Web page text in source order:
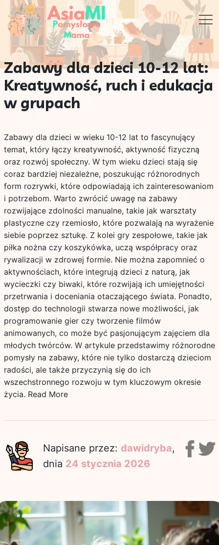
Zabawy dla dzieci 10-12 lat:
Kreatywność, ruch i edukacja
w grupach
Zabawy dla dzieci w wieku 10-12 lat to fascynujący
temat, który łączy kreatywność, aktywność fizyczną
oraz rozwój społeczny. W tym wieku dzieci stają się
coraz bardziej niezależne, poszukując różnorodnych
form rozrywki, które odpowiadają ich zainteresowaniom
i potrzebom. Warto zwrócić uwagę na zabawy
rozwijające zdolności manualne, takie jak warsztaty
plastyczne czy rzemiosło, które pozwalają na wyrażenie
siebie poprzez sztukę. Z kolei gry zespołowe, takie jak
piłka nożna czy koszykówka, uczą współpracy oraz
rywalizacji w zdrowej formie. Nie można zapomnieć o
aktywnościach, które integrują dzieci z naturą, jak
wycieczki czy biwaki, które rozwijają ich umiejętności
przetrwania i doceniania otaczającego świata. Ponadto,
dostęp do technologii stwarza nowe możliwości, jak
programowanie gier czy tworzenie filmów
animowanych, co może być pasjonującym zajęciem dla
młodych twórców. W artykule przedstawimy różnorodne
pomysły na zabawy, które nie tylko dostarczą dzieciom
radości, ale także przyczynią się do ich
wszechstronnego rozwoju w tym kluczowym okresie
życia. Read More
Napisane przez: dawidryba,
dnia 24 stycznia 2026